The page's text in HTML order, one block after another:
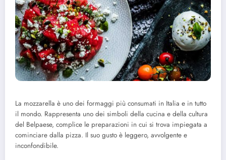
La mozzarella è uno dei formaggi più consumati in Italia e in tutto
il mondo. Rappresenta uno dei simboli della cucina e della cultura
del Belpaese, complice le preparazioni in cui si trova impiegata a
cominciare dalla pizza. Il suo gusto è leggero, avvolgente e
inconfondibile.